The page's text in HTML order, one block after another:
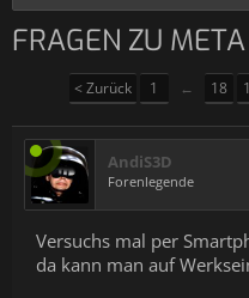
FRAGEN ZU
< Zurück 1 ← 18
AndiS3D
Forenlegende
Versuchs mal per
da kann man auf